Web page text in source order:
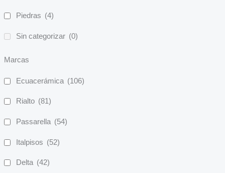
Piedras (4)
Sin categorizar (0)
Marcas
Ecuacerámica (106)
Rialto (81)
Passarella (54)
Italpisos (52)
Delta (42)